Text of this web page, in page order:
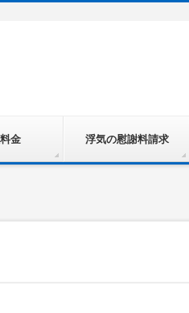
金 浮気の慰謝料請求